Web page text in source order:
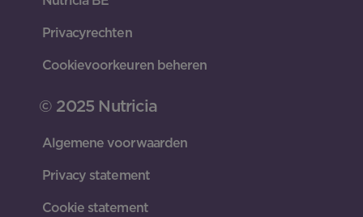
Privacyrechten
Cookievoorkeuren beheren
© 2025 Nutricia
Algemene voorwaarden
Privacy statement
Cookie statement